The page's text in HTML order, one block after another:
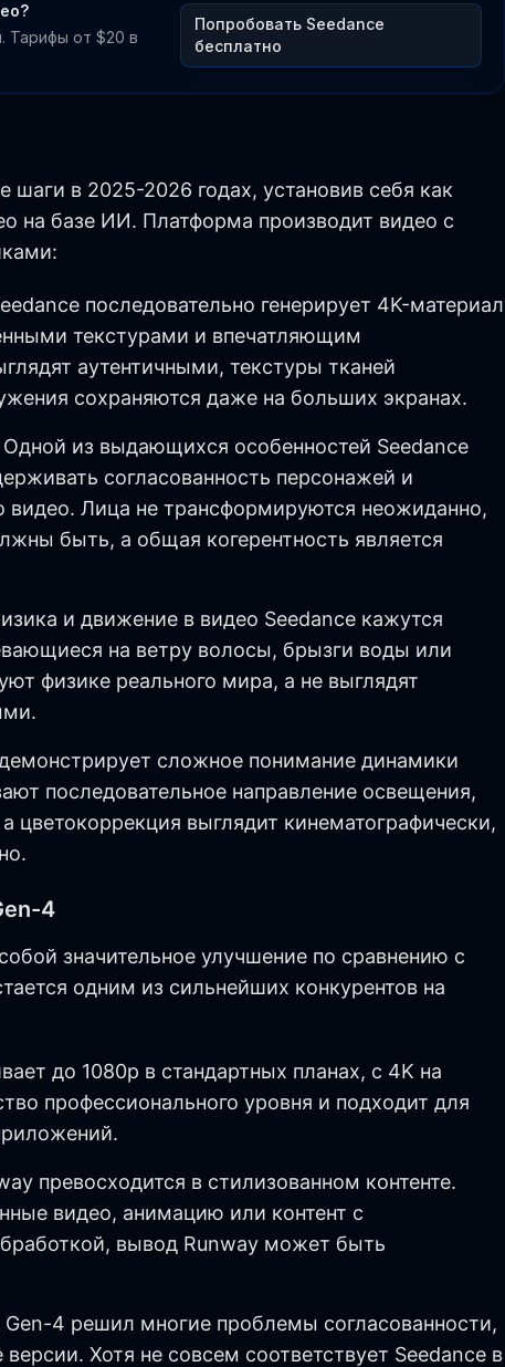
Тарифы от $20 в
Попробовать Seedance
бесплатно
шаги в 2025-2026 годах, установив себя как
на базе ИИ. Платформа производит видео с
последовательно генерирует 4K-материал
текстурами и впечатляющим
аутентичными, текстуры тканей
сохраняются даже на больших экранах.
Одной из выдающихся особенностей Seedance
согласованность персонажей и
видео. Лица не трансформируются неожиданно,
быть, а общая когерентность является
и движение в видео Seedance кажутся
на ветру волосы, брызги воды или
физике реального мира, а не выглядят
сложное понимание динамики
последовательное направление освещения,
цветокоррекция выглядит кинематографически,
4
значительное улучшение по сравнению с
одним из сильнейших конкурентов на
до 1080p в стандартных планах, с 4K на
профессионального уровня и подходит для
превосходится в стилизованном контенте.
видео, анимацию или контент с
вывод Runway может быть
Gen-4 решил многие проблемы согласованности,
Хотя не совсем соответствует Seedance в